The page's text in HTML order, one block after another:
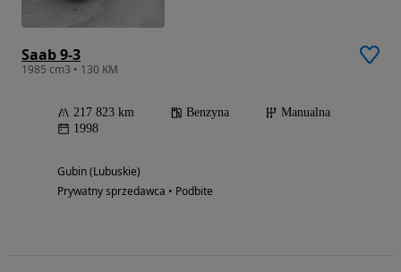
Saab 9-3
1985 cm3 • 130 KM
217 823 km Benzyna
Manualna
1998
Gubin (Lubuskie)
Prywatny sprzedawca • Podbite